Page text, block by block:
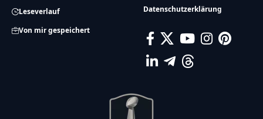
Leseverlauf
Von mir gespeichert
Datenschutzerklärung